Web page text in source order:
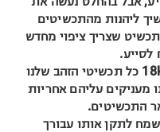
ליהנות מהתכשיטים
שצריך ציפוי מחדש
לסייע.
אחריות על קולקציית הזהב 14k ו-18k כל תכשיטי הזהב שלנו
מעניקים עליהם אחריות
התכשיטים.
לתקן אותו עבורך